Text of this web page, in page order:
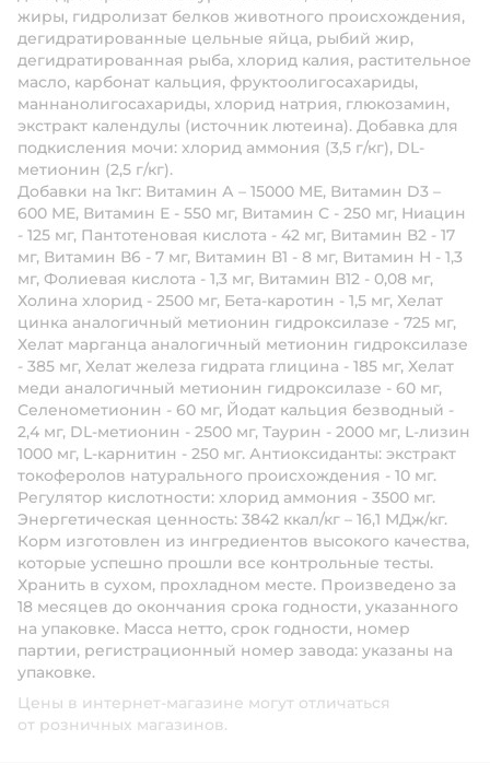
жиры, гидролизат белков животного происхождения,
дегидратированные цельные яйца, рыбий жир,
дегидратированная рыба, хлорид калия, растительное
масло, карбонат кальция, фруктоолигосахариды,
маннанолигосахариды, хлорид натрия, глюкозамин,
экстракт календулы (источник лютеина). Добавка для
подкисления мочи: хлорид аммония (3,5 г/кг), DL-
метионин (2,5 г/кг).
Добавки на 1кг: Витамин А – 15000 МЕ, Витамин D3 –
600 МЕ, Витамин Е - 550 мг, Витамин С - 250 мг, Ниацин
- 125 мг, Пантотеновая кислота - 42 мг, Витамин В2 - 17
мг, Витамин В6 - 7 мг, Витамин В1 - 8 мг, Витамин Н - 1,3
мг, Фолиевая кислота - 1,3 мг, Витамин В12 - 0,08 мг,
Холина хлорид - 2500 мг, Бета-каротин - 1,5 мг, Хелат
цинка аналогичный метионин гидроксилазе - 725 мг,
Хелат марганца аналогичный метионин гидроксилазе
- 385 мг, Хелат железа гидрата глицина - 185 мг, Хелат
меди аналогичный метионин гидроксилазе - 60 мг,
Селенометионин - 60 мг, Йодат кальция безводный -
2,4 мг, DL-метионин - 2500 мг, Таурин - 2000 мг, L-лизин
1000 мг, L-карнитин - 250 мг. Антиоксиданты: экстракт
токоферолов натурального происхождения - 10 мг.
Регулятор кислотности: хлорид аммония - 3500 мг.
Энергетическая ценность: 3842 ккал/кг – 16,1 МДж/кг.
Корм изготовлен из ингредиентов высокого качества,
которые успешно прошли все контрольные тесты.
Хранить в сухом, прохладном месте. Произведено за
18 месяцев до окончания срока годности, указанного
на упаковке. Масса нетто, срок годности, номер
партии, регистрационный номер завода: указаны на
упаковке.
Цены в интернет-магазине могут отличаться
от розничных магазинов.